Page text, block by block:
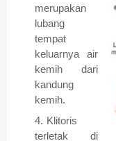
merupakan
lubang
tempat
keluarnya air
kemih dari
kandung
kemih.
Klitoris
terletak di